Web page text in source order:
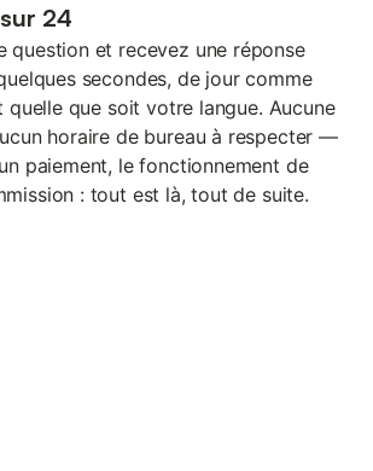
24
question et recevez une réponse
secondes, de jour comme
quelle que soit votre langue. Aucune
horaire de bureau à respecter —
paiement, le fonctionnement de
: tout est là, tout de suite.